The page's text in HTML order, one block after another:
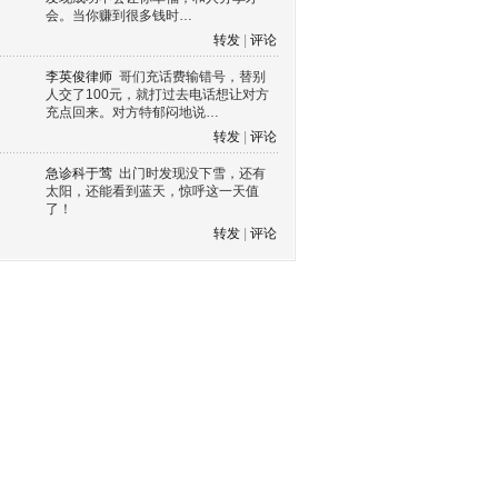
会。当你赚到很多钱时…
转发
评论
李英俊律师 哥们充话费输错号，替别
人交了100元，就打过去电话想让对方
充点回来。对方特郁闷地说…
转发
评论
急诊科于莺 出门时发现没下雪，还有
太阳，还能看到蓝天，惊呼这一天值
了！
转发
评论